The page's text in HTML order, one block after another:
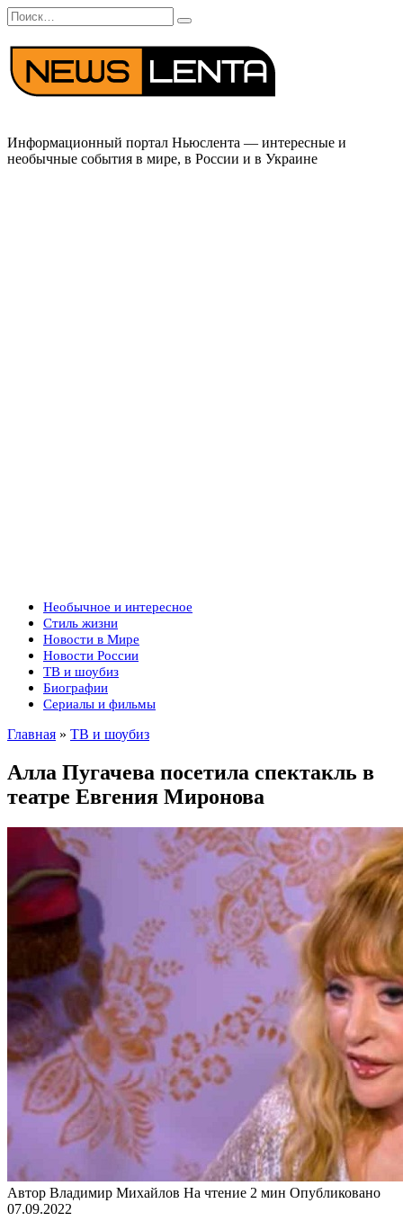
Перейти
к
содержанию
Search
for:
Информационный портал Ньюслента — интересные и
необычные события в мире, в России и в Украине
Необычное и интересное
Стиль жизни
Новости в Мире
Новости России
ТВ и шоубиз
Биографии
Сериалы и фильмы
Главная » ТВ и шоубиз
Алла Пугачева посетила спектакль в
театре Евгения Миронова
Автор Владимир Михайлов На чтение 2 мин Опубликовано
07.09.2022